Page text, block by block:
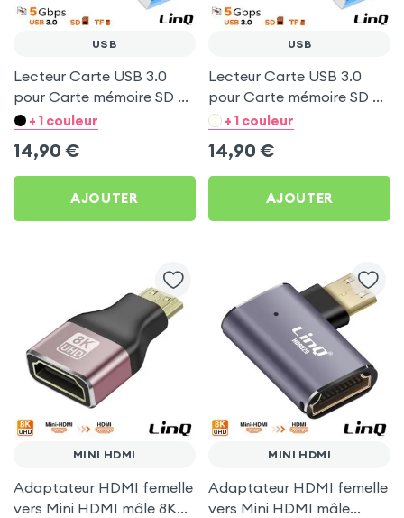
USB
Lecteur Carte USB 3.0
pour Carte mémoire SD et
micro-SD - Transfert
Blanc
+ 1 couleur
14,90 €
AJOUTER
USB
Lecteur Carte USB 3.0
pour Carte mémoire SD et
micro-SD - Transfert
+ 1 couleur
14,90 €
AJOUTER
MINI HDMI
Adaptateur HDMI femelle
vers Mini HDMI mâle 8K
MINI HDMI
Adaptateur HDMI femelle
vers Mini HDMI mâle